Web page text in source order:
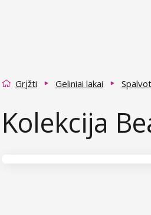
Grįžti Geliniai lakai
Kolekcija